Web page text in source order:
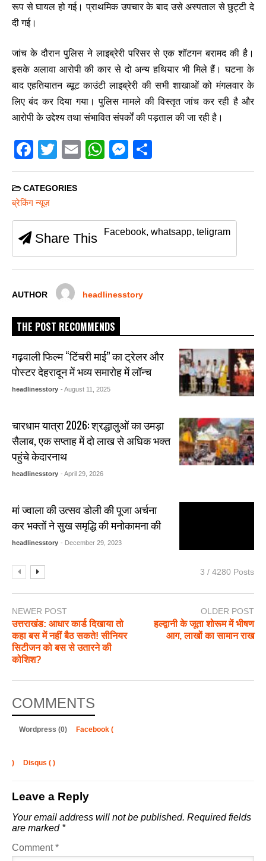
रूप से घायल हो गई। प्राथमिक उपचार के बाद उसे अस्पताल से छुट्टी दे
दी गई।
जांच के दौरान पुलिस ने लाइब्रेरी परिसर से एक शॉटगन बरामद की है।
इसके अलावा आरोपी की कार से दो अन्य हथियार भी मिले हैं। घटना के
बाद एहतियातन ब्यूट काउंटी लाइब्रेरी की सभी शाखाओं को मंगलवार के
लिए बंद कर दिया गया। पुलिस मामले की विस्तृत जांच कर रही है और
आरोपी के उद्देश्य तथा संभावित संपर्कों की पड़ताल की जा रही है।
F
a
c
e
b
o
o
T
wi
tt
E
m
W
h
A
p
M
e
n
er
h
CATEGORIES
ब्रेकिंग न्यूज़
Share This Facebook, whatsapp, teligram
AUTHOR headlinesstory
THE POST RECOMMENDS
गढ़वाली फिल्म “टिंचरी माई” का ट्रेलर और
पोस्टर देहरादून में भव्य समारोह में लॉन्च
headlinesstory - August 11, 2025
चारधाम यात्रा 2026: श्रद्धालुओं का उमड़ा
सैलाब, एक सप्ताह में दो लाख से अधिक भक्त
पहुंचे केदारनाथ
headlinesstory - April 29, 2026
मां ज्वाला की उत्सव डोली की पूजा अर्चना
कर भक्तों ने सुख समृद्धि की मनोकामना की
headlinesstory - December 29, 2023
3 / 4280 Posts
NEWER POST
उत्तराखंड: आधार कार्ड दिखाया तो
कहा बस में नहीं बैठ सकते! सीनियर
सिटीजन को बस से उतारने की
कोशिश?
OLDER POST
हल्द्वानी के जूता शोरूम में भीषण
आग, लाखों का सामान राख
COMMENTS
Wordpress (0) Facebook (
) Disqus ( )
Leave a Reply
Your email address will not be published. Required fields
are marked *
Comment*